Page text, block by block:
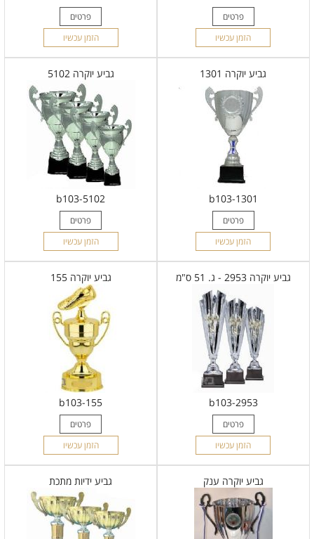
פרטים
הזמן עכשיו
פרטים
הזמן עכשיו
גביע יוקרה 1301
b103-1301
פרטים
הזמן עכשיו
גביע יוקרה 5102
b103-5102
פרטים
הזמן עכשיו
גביע יוקרה 2953 - ג. 51 ס"מ
b103-2953
פרטים
הזמן עכשיו
גביע יוקרה 155
b103-155
פרטים
הזמן עכשיו
גביע יוקרה ענק גביע ידיות מתכת